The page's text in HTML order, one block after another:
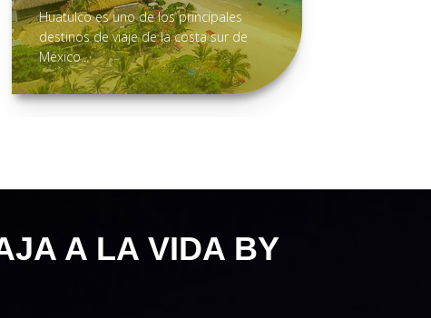
Huatulco es uno de los principales
destinos de viaje de la costa sur de
México...
A LA VIDA BY